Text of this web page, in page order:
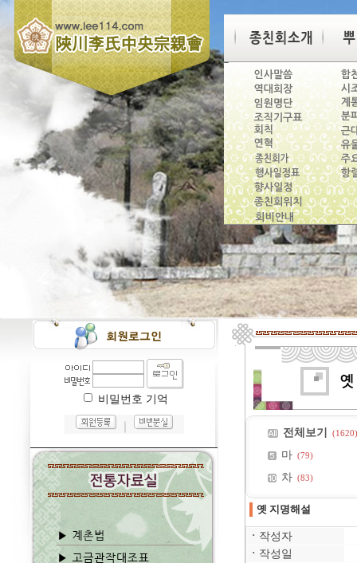
비밀번호 기억
전체보기 (1620)
마 (79)
차 (83)
옛 지명해설
ㆍ 작성자
ㆍ 작성일